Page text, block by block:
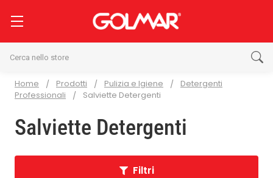
Home Prodotti Pulizia e Igiene
Detergenti
Professionali
Salviette Detergenti
Salviette Detergenti
Filtri